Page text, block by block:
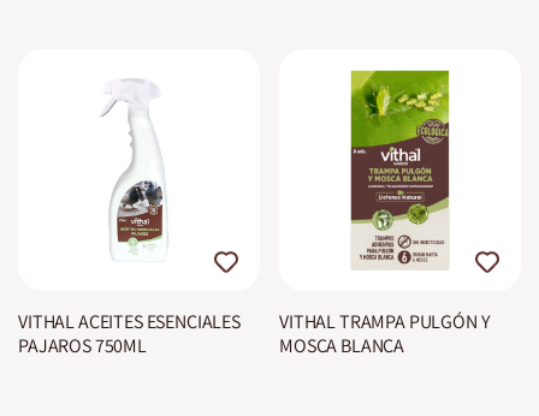
VITHAL ACEITES ESENCIALES
PAJAROS 750ML
VITHAL TRAMPA PULGÓN Y
MOSCA BLANCA